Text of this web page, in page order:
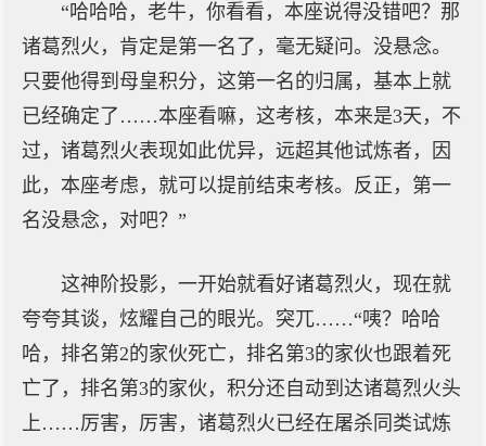
“哈哈哈，老牛，你看看，本座说得没错吧？那
诸葛烈火，肯定是第一名了，毫无疑问。没悬念。
只要他得到母皇积分，这第一名的归属，基本上就
已经确定了……本座看嘛，这考核，本来是3天，不
过，诸葛烈火表现如此优异，远超其他试炼者，因
此，本座考虑，就可以提前结束考核。反正，第一
名没悬念，对吧？”
这神阶投影，一开始就看好诸葛烈火，现在就
夸夸其谈，炫耀自己的眼光。突兀……“咦？哈哈
哈，排名第2的家伙死亡，排名第3的家伙也跟着死
亡了，排名第3的家伙，积分还自动到达诸葛烈火头
上……厉害，厉害，诸葛烈火已经在屠杀同类试炼